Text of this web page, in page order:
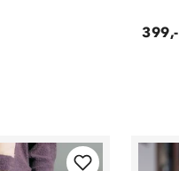
399,-